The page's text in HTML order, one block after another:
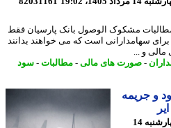
مشکوک الوصول بانک پارسیان فقط
است که می خواهند بدانند
و ...
- صورت های مالی-مطالبات-سود
و جریمه
3 روز پیش - چهارشنبه 14